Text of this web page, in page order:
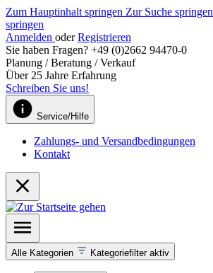
Zum Hauptinhalt springen Zur Suche springen
springen
Anmelden oder Registrieren
Sie haben Fragen? +49 (0)2662 94470-0
Planung / Beratung / Verkauf
Über 25 Jahre Erfahrung
Schreiben Sie uns!
Service/Hilfe
Zahlungs- und Versandbedingungen
Kontakt
Alle Kategorien Kategoriefilter aktiv